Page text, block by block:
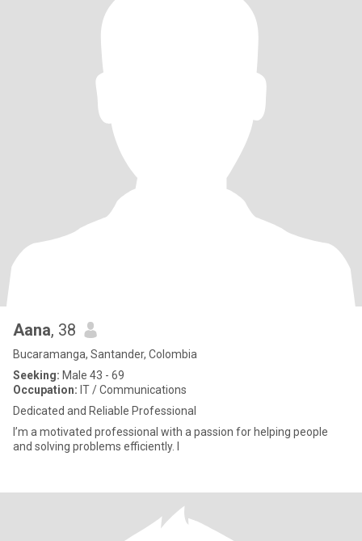
Aana, 38
Bucaramanga, Santander, Colombia
Seeking: Male 43 - 69
Occupation: IT / Communications
Dedicated and Reliable Professional
I’m a motivated professional with a passion for helping people
and solving problems efficiently. I